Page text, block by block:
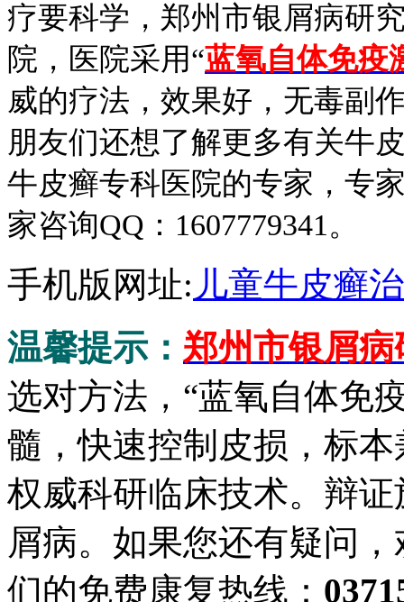
疗要科学，郑州市银屑病研
院，医院采用“蓝氧自体免疫
威的疗法，效果好，无毒副
朋友们还想了解更多有关牛
牛皮癣专科医院的专家，专
家咨询QQ：1607779341。
手机版网址: 儿童牛皮癣
温馨提示： 郑州市银屑病
选对方法，“蓝氧自体免
髓，快速控制皮损，标
权威科研临床技术。辩
屑病。如果您还有疑问
们的免费康复热线：